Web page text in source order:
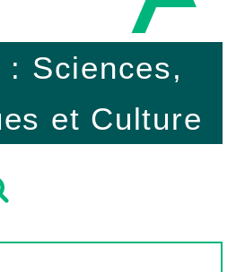
: Sciences,
et Culture